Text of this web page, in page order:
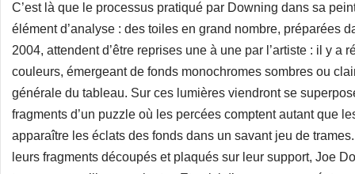
C’est là que le processus pratiqué par Downing dans sa
élément d’analyse : des toiles en grand nombre, préparées
2004, attendent d’être reprises une à une par l’artiste : il y a
couleurs, émergeant de fonds monochromes sombres ou
générale du tableau. Sur ces lumières viendront se
fragments d’un puzzle où les percées comptent autant que
apparaître les éclats des fonds dans un savant jeu de
leurs fragments découpés et plaqués sur leur support, Joe